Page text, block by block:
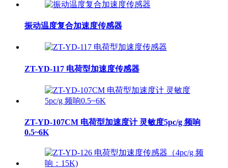
振动温度复合加速度传感器
ZT-YD-117 电荷型加速度传感器
ZT-YD-107CM 电荷型加速度计 灵敏度5pc/g 频响
0.5~6K